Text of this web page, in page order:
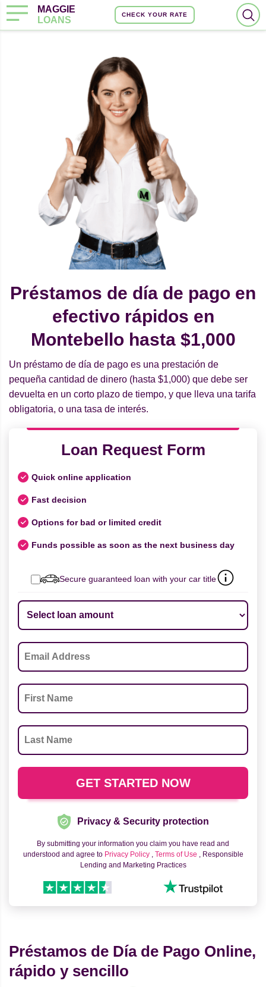
MAGGIE
LOANS
CHECK YOUR RATE
Préstamos de día de pago en
efectivo rápidos en
Montebello hasta $1,000
Un préstamo de día de pago es una prestación de
pequeña cantidad de dinero (hasta $1,000) que debe ser
devuelta en un corto plazo de tiempo, y que lleva una tarifa
obligatoria, o una tasa de interés.
Loan Request Form
Quick online application
Fast decision
Options for bad or limited credit
Funds possible as soon as the next business day
Secure guaranteed loan with your car title
Privacy & Security protection
By submitting your information you claim you have read and
understood and agree to Privacy Policy , Terms of Use , Responsible
Lending and Marketing Practices
Préstamos de Día de Pago Online,
rápido y sencillo